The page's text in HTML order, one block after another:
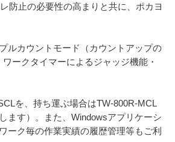
防止の必要性の高まりと共に、ポカヨ
ルカウントモード（カウントアップの
ークタイマーによるジャッジ機能・
を、持ち運ぶ場合はTW-800R-MCL
ます）。また、Windowsアプリケーシ
ーク毎の作業実績の履歴管理等もご利